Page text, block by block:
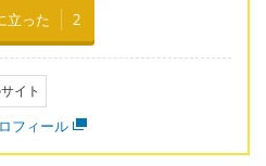
立った 2
イト
フィール